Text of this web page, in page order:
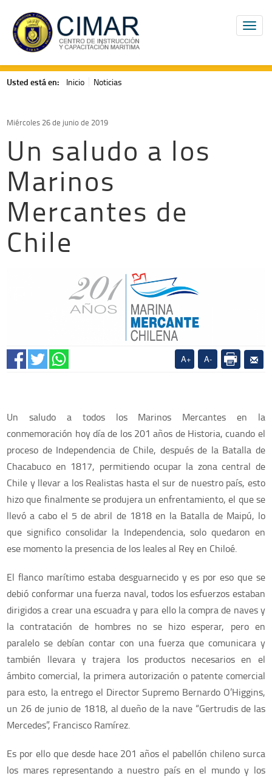
Usted está en: Inicio Noticias
Miércoles 26 de junio de 2019
Un saludo a los
Marinos
Mercantes de
Chile
A-
A+
Un saludo a todos los Marinos Mercantes en la
conmemoración hoy día de los 201 años de Historia, cuando el
proceso de Independencia de Chile, después de la Batalla de
Chacabuco en 1817, permitiendo ocupar la zona central de
Chile y llevar a los Realistas hasta el sur de nuestro país, esto
hizo que finalmente se produjera un enfrentamiento, el que se
llevó a cabo el 5 de abril de 1818 en la Batalla de Maipú, lo
que significo consolidar la Independencia, solo quedaron en
ese momento la presencia de los leales al Rey en Chiloé.
El flanco marítimo estaba desguarnecido y es por eso que se
debió conformar una fuerza naval, todos los esfuerzos estaban
dirigidos a crear una escuadra y para ello la compra de naves y
la contratación de hombres no se hizo esperar, pero en
paralelo se debían contar con una fuerza que comunicara y
también llevara y trajera los productos necesarios en el
ámbito comercial, la primera autorización o patente comercial
para esto, la entrego el Director Supremo Bernardo O’Higgins,
un 26 de junio de 1818, al dueño de la nave “Gertrudis de las
Mercedes”, Francisco Ramírez.
Es por ello que desde hace 201 años el pabellón chileno surca
los mares representando a nuestro país en el mundo y los